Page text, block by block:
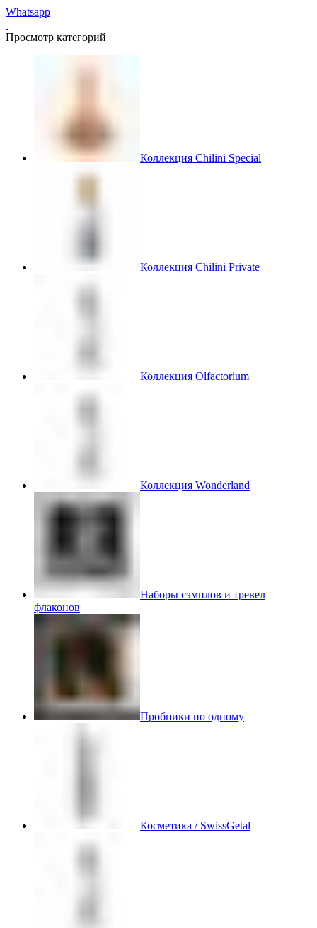
Whatsapp
Просмотр категорий
Коллекция Chilini Special
Коллекция Chilini Private
Коллекция Olfactorium
Коллекция Wonderland
Наборы сэмплов и тревел
флаконов
Пробники по одному
Косметика / SwissGetal